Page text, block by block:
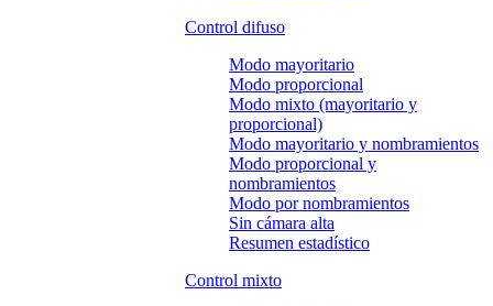
Control difuso
Modo mayoritario
Modo proporcional
Modo mixto (mayoritario y
proporcional)
Modo mayoritario y nombramientos
Modo proporcional y
nombramientos
Modo por nombramientos
Sin cámara alta
Resumen estadístico
Control mixto